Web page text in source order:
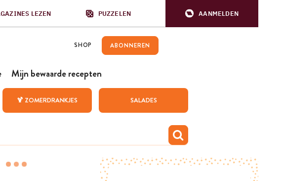
LEZEN PUZZELEN AANMELDEN
SHOP ABONNEREN
Mijn bewaarde recepten
🍹 ZOMERDRANKJES SALADES